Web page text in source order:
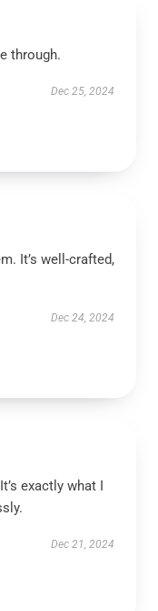
through.
Dec 25, 2024
It’s well-crafted,
Dec 24, 2024
exactly what I
Dec 21, 2024